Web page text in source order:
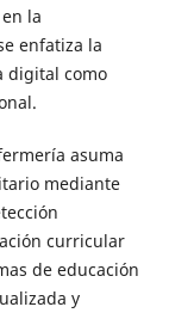
la
enfatiza la
digital como
asuma
mediante
curricular
de educación
y